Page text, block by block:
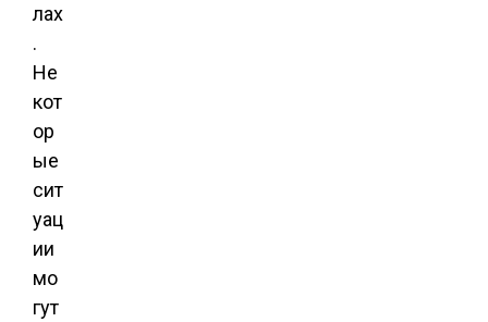
лах
.
Не
кот
ор
ые
сит
уац
ии
мо
гут